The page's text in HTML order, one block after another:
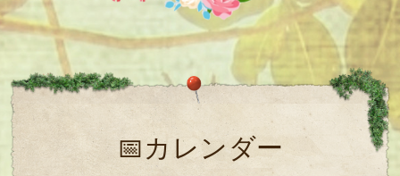
📅カレンダー